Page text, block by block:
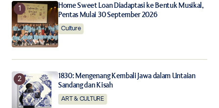
Your E-mail*
Save my name, email, and website in this browser for
the next time I comment.
Notify me of follow-up comments by email.
Notify me of new posts by email.
Home Sweet Loan Diadaptasi ke Bentuk Musikal,
Pentas Mulai 30 September 2026
Culture
1830: Mengenang Kembali Jawa dalam Untaian
Sandang dan Kisah
ART & CULTURE